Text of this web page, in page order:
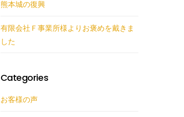
熊本城の復興
有限会社Ｆ事業所様よりお褒めを戴きま
した
Categories
お客様の声